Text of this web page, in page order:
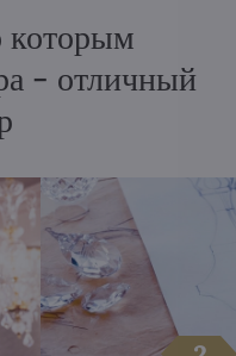
которым
- отличный